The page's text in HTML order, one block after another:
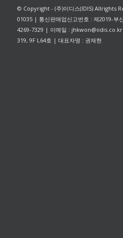
© Copyright - (주)이디스(IDIS) Allrights
01035 | 통신판매업신고번호 : 제2019-부
4269-7329 | 이메일 :
319, 9F L64호 | 대표자명 : 권재현